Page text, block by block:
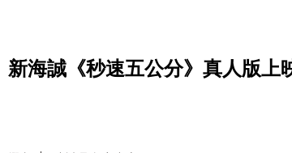
新海誠《秒速五公分》真人版上